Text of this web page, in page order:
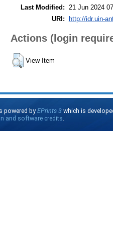
Last Modified:
21 Jun 2024
URI: http://idr.uin-
Actions (login
View Item
powered byEPrints 3 which is
and software credits.